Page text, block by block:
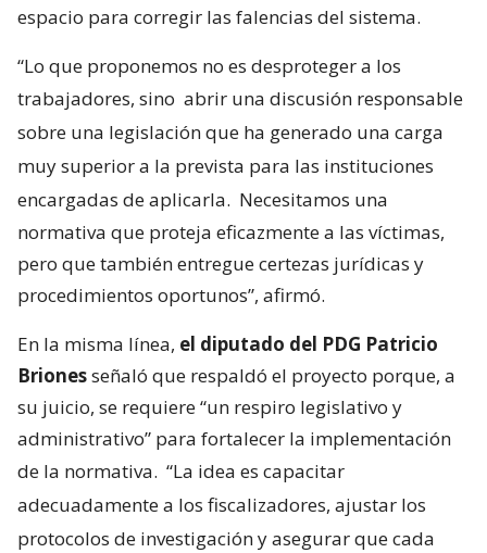
espacio para corregir las falencias del sistema.
“Lo que proponemos no es desproteger a los
trabajadores, sino abrir una discusión responsable
sobre una legislación que ha generado una carga
muy superior a la prevista para las instituciones
encargadas de aplicarla. Necesitamos una
normativa que proteja eficazmente a las víctimas,
pero que también entregue certezas jurídicas y
procedimientos oportunos”, afirmó.
En la misma línea, el diputado del PDG Patricio
Brionesseñaló que respaldó el proyecto porque, a
su juicio, se requiere “un respiro legislativo y
administrativo” para fortalecer la implementación
de la normativa. “La idea es capacitar
adecuadamente a los fiscalizadores, ajustar los
protocolos de investigación y asegurar que cada